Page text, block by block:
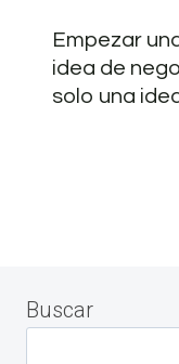
Empezar
idea de
solo una
Buscar